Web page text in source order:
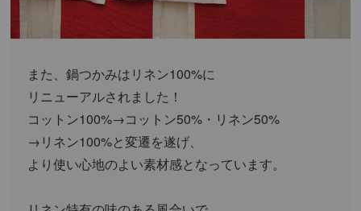
また、鍋つかみはリネン100%に
リニューアルされました！
コットン100%→コットン50%・リネン50%
→リネン100%と変遷を遂げ、
より使い心地のよい素材感となっています。